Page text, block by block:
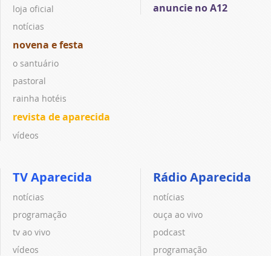
loja oficial
notícias
novena e festa
o santuário
pastoral
rainha hotéis
revista de aparecida
vídeos
anuncie no A12
TV Aparecida
notícias
programação
tv ao vivo
vídeos
Rádio Aparecida
notícias
ouça ao vivo
podcast
programação